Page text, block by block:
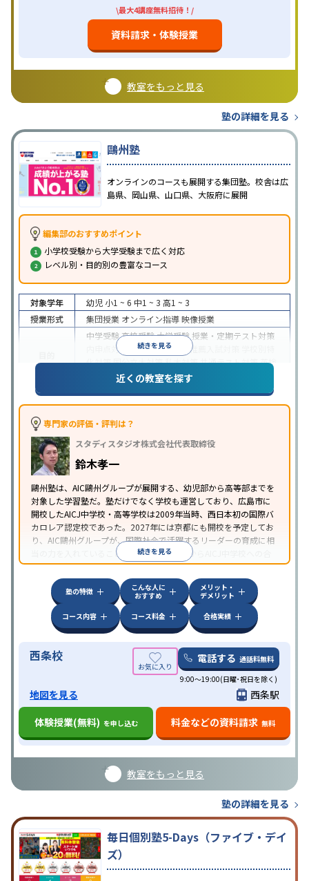
\最大4講座無料招待！/
資料請求・体験授業
教室をもっと見る
塾の詳細を見る
鷗州塾
オンラインのコースも展開する集団塾。校舎は広
島県、岡山県、山口県、大阪府に展開
編集部のおすすめポイント
小学校受験から大学受験まで広く対応
レベル別・目的別の豊富なコース
続きを見る
対象学年 幼児 小1 ~ 6 中1 ~ 3 高1 ~ 3
授業形式
集団授業 オンライン指導映像授業
中学受験高校受験大学受験 授業・定期テスト対策
内申点対策
学習習慣の定着 推薦入試対策
化対策国公立大対策私大対策共通テスト対策英検
(英語検定)対策
中高一貫校生に対応特待生・奨学金制度あり入塾
に学力基準あり学習にPC・タブレットを利用オン
ライン対応
可
自習室あり
近くの教室を探す
専門家の評価・評判は？
スタディスタジオ株式会社代表取締役
鈴木孝一
鷗州塾は、AIC鷗州グループが展開する、幼児部から高等部までを
対象した学習塾だ。塾だけでなく学校も運営しており、広島市に
開校したAICJ中学校・高等学校は2009年当時、西日本初の国際バ
カロレア認定校であった。2027年には京都にも開校を予定してお
り、AIC鷗州グループが、国際社会で活躍するリーダーの育成に相
当の力を入れていることがわかる。鷗州塾からAICJ中学校への合
格者は当然に多く、AICJ中高を目指すなら第一候補の塾となるだ
ろう。
続きを見る
塾の特徴
こんな人に
おすすめ
メリット・
デメリット
コース内容
コース料金 合格実績
西条校 電話する 通話料無料
9:00～19:00(日曜･祝日を除く)
地図を見る
西条駅
体験授業(無料) を申し込む 料金などの資料請求 無料
教室をもっと見る
塾の詳細を見る
毎日個別塾5-Days（ファイブ・デイ
ズ）